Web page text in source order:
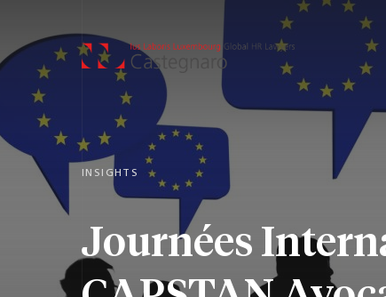
INSIGHTS
Journées